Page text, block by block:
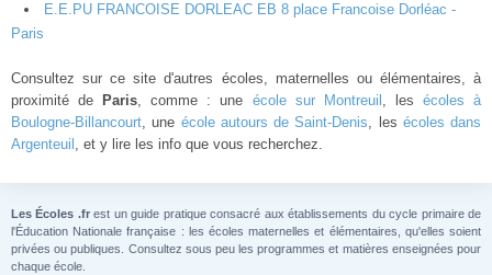
E.E.PU FRANCOISE DORLEAC EB 8 place Francoise Dorléac -
Paris
Consultez sur ce site d'autres écoles, maternelles ou élémentaires, à
proximité de
Paris, comme : une école sur Montreuil , les écoles à
Boulogne-Billancourt, une école autours de Saint-Denis, les écoles dans
Argenteuil , et y lire les info que vous recherchez.
Les Écoles .frest un guide pratique consacré aux établissements du cycle primaire de
l'Éducation Nationale française : les écoles maternelles et élémentaires, qu'elles soient
privées ou publiques. Consultez sous peu les programmes et matières enseignées pour
chaque école.